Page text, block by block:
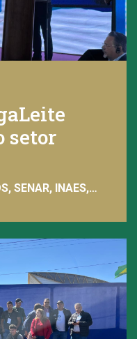
setor
SENAR, INAES,